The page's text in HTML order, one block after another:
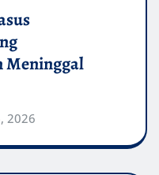
Meninggal
2026